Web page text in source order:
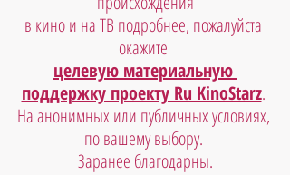
в кино и на ТВ подробнее, пожалуйста
окажите
целевую материальную
поддержку проекту Ru KinoStarz.
На анонимных или публичных условиях,
по вашему выбору.
Заранее благодарны.